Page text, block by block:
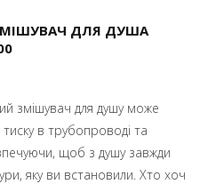
ДЛЯ ДУША
змішувач для душу може
в трубопроводі та
щоб з душу завжди
яку ви встановили. Хто хоч